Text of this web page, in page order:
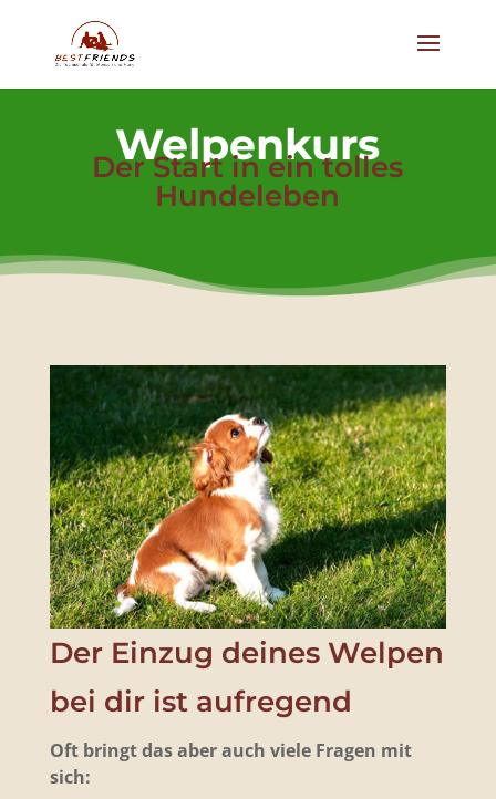
Welpenkurs
Der Start in ein tolles
Hundeleben
Der Einzug deines Welpen
bei dir ist aufregend
Oft bringt das aber auch viele Fragen mit
sich: